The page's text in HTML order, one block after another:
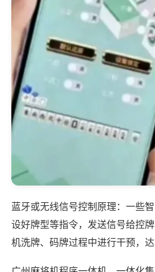
蓝牙或无线信号控制原理：一些
设好牌型等指令，发送信号给控
机洗牌、码牌过程中进行干预，达